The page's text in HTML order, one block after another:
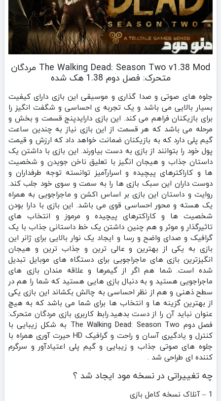
The Walking Dead: Season Two v1.38 Mod مردگان
متحرک: فصل دوم 1.38 هک شده
جلوه های صوتی و صدا گذاری و موسیقی این بازی دارای کیفیت
بسیار بالایی می باشد و یک تجربه ی احساسی و شگفت انگیز را
برای بازیکنان فراهم می کند. این بازی دارایدپنج قسمت و بخش و
مرحله می باشد که هر قسمت از این بازی نیاز به چندین ساعت
گیم پلی دارد که به بازیکنان ضمانت خواهد داد که ارزش و قیمت
پول خود را بتوانند از بازی به دست بیاورند. این بازی با داشتن یک
داستان جذاب و هیجان انگیز با تعلیق ناخن جویدن و شخصیت
ها و کاراکترهای پیچیده و اسرارآمیز توانسته توجه طرفداران و
دوست داران این سبک بازی ها را به سمت و سوی خود جلب کند.
روایت و داستان این بازی بر اساس اکشن و ماجراجویی به همراه
یک هسته و محور احساسی قوی می باشد. این بازی با دارا بودن
شخصیت ها و کاراکترهای پیچیده و مرموز و انتخاب های
تاثیرگذار و موثر و هم چنین داشتن یک خط داستانی جذاب با یک
گرافیک و صدای واضح و رسا و ایجاد یک نوار بالایی برای ژانر این
بازی به یکی از بهترین و عالی ترین و جذاب ترین و هیجان
انگیزترین بازی های ماجراجویی برای دستگاه های موبایل تبدیل
شده است. شما هم اگر از گیمرها و علاقه مندان بازی های
ماجراجویی هستید و به دنبال بازی هایی هستید که شما را هم در
سطح ذهنی و هم از نظر احساسی به چالش بکشاند این بازی یکی
از بهترین گزینه ها و انتخاب ها برای شما می باشد که به هیچ
عنوان نباید آن را از دست بدهید.رابط کاربری بازی مردگان متحرک:
فصل دوم The Walking Dead: Season Two به شکل زیبایی با
کنترل و یادگیری آسان و راحت و گرافیک HD حیرت آوری همراه با
جلوه های صوتی جذاب و زیبایی و گیم پلی اعتیادآور و سرگرم
کننده ای طراحی شد .
چه تغییراتی در نسخه مود ایجاد شد ؟
1 – آنلاک نسخه کامل بازی